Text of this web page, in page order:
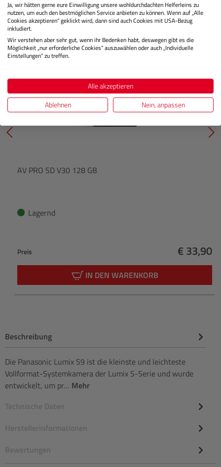
Produktgalerie überspringen
Speichermedien SD
AV PRO SD V30 128 GB
Lagernd
Preis € 33,90
IN DEN WARENKORB
Beschreibung
Die Panasonic Lumix S9 ist die kleinste und leichteste
Vollformat-Systemkamera der Lumix S-Serie und wurde
entwickelt, um pr… Mehr
Technische Daten
Herstellerinformationen
Bewertungen
Ja, wir hätten gerne eure Einwilligung unsere wohldurchdachten Helferleins zu
nutzen, um euch den bestmöglichen Service anbieten zu können. Wenn auf „Alle
Cookies akzeptieren“ geklickt wird, dann sind auch Cookies mit USA-Bezug
inkludiert.
Wir verstehen aber sehr gut, wenn ihr Bedenken habt, deswegen gibt es die
Möglichkeit „nur erforderliche Cookies“ auszuwählen oder auch „Individuelle
Einstellungen“ zu treffen.
Alle akzeptieren
Ablehnen
Nein, anpassen